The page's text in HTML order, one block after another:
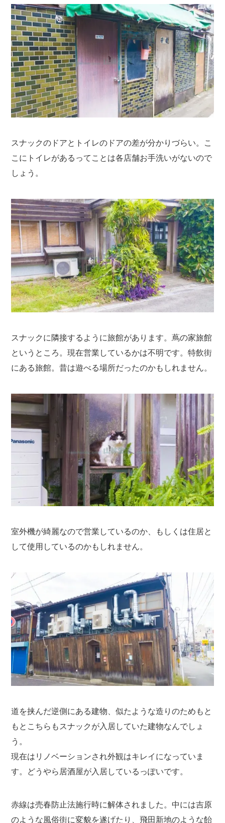
スナックのドアとトイレのドアの差が分かりづらい。こ
こにトイレがあるってことは各店舗お手洗いがないので
しょう。
スナックに隣接するように旅館があります。蔦の家旅館
というところ。現在営業しているかは不明です。特飲街
にある旅館。昔は遊べる場所だったのかもしれません。
室外機が綺麗なので営業しているのか、もしくは住居と
して使用しているのかもしれません。
道を挟んだ逆側にある建物、似たような造りのためもと
もとこちらもスナックが入居していた建物なんでしょ
う。
現在はリノベーションされ外観はキレイになっていま
す。どうやら居酒屋が入居しているっぽいです。
赤線は売春防止法施行時に解体されました。中には吉原
のような風俗街に変貌を遂げたり、飛田新地のような飴